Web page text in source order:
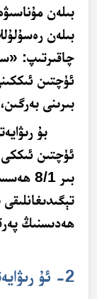
بىلەن
بىلەن
چاقىرتىپ:
ئۈچتىن
بىرىنى
بۇ
بىر 8/
ھەدىسنىڭ
2- ئۇ رىۋايەتنىڭ